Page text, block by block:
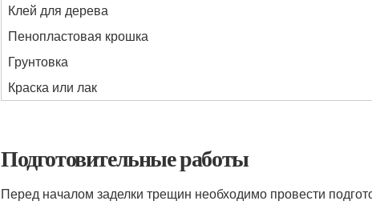
Клей для дерева
Пенопластовая крошка
Грунтовка
Краска или лак
Подготовительные работы
Перед началом заделки трещин необходимо провести